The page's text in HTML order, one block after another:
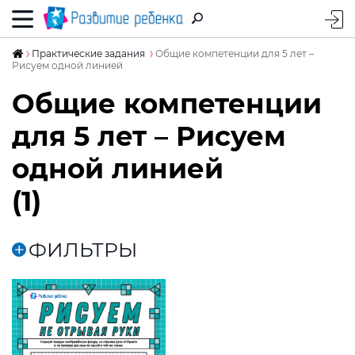
Практические задания
Общие компетенции для 5 лет –
Рисуем одной линией
Общие компетенции
для 5 лет – Рисуем
одной линией
(1)
ФИЛЬТРЫ